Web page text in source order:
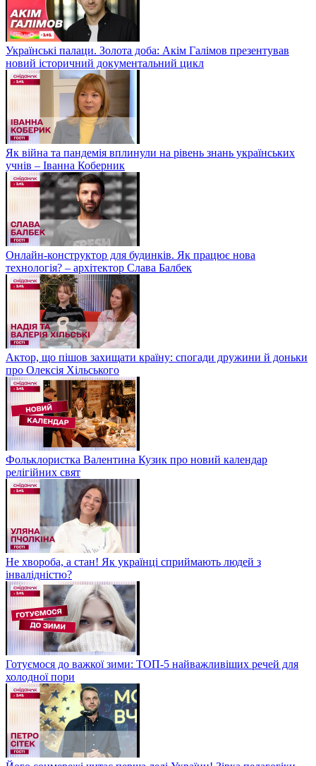
Українські палаци. Золота доба: Акім Галімов презентував
новий історичний документальний цикл
Як війна та пандемія вплинули на рівень знань українських
учнів – Іванна Коберник
Онлайн-конструктор для будинків. Як працює нова
технологія? – архітектор Слава Балбек
Актор, що пішов захищати країну: спогади дружини й доньки
про Олексія Хільського
Фольклористка Валентина Кузик про новий календар
релігійних свят
Не хвороба, а стан! Як українці сприймають людей з
інвалідністю?
Готуємося до важкої зими: ТОП-5 найважливіших речей для
холодної пори